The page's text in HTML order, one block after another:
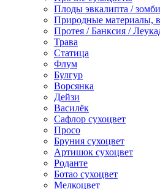
Плоды эвкалипта /
Природные материалы,
Протея / Банксия /
Трава
Статица
Флум
Булгур
Ворсянка
Дейзи
Василёк
Сафлор сухоцвет
Просо
Бруния сухоцвет
Артишок сухоцвет
Роданте
Ботао сухоцвет
Мелкоцвет